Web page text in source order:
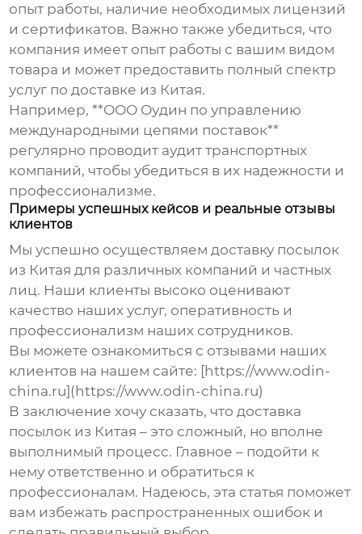
опыт работы, наличие необходимых лицензий
и сертификатов. Важно также убедиться, что
компания имеет опыт работы с вашим видом
товара и может предоставить полный спектр
услуг подоставке из Китая.
Например, **ООО Оудин по управлению
международными цепями поставок**
регулярно проводит аудит транспортных
компаний, чтобы убедиться в их надежности и
профессионализме.
Примеры успешных кейсов и реальные отзывы
клиентов
Мы успешно осуществляемдоставку посылок
из Китая для различных компаний и частных
лиц. Наши клиенты высоко оценивают
качество наших услуг, оперативность и
профессионализм наших сотрудников.
Вы можете ознакомиться с отзывами наших
клиентов на нашем сайте: [https://www.odin-
china.ru](https://www.odin-china.ru)
В заключение хочу сказать, чтодоставка
посылок из Китая – это сложный, но вполне
выполнимый процесс. Главное – подойти к
нему ответственно и обратиться к
профессионалам. Надеюсь, эта статья поможет
вам избежать распространенных ошибок и